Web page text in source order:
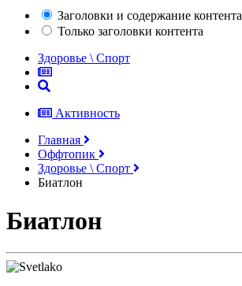
Заголовки и содержание контента
Только заголовки контента
Здоровье \ Спорт
Активность
Главная
Оффтопик
Здоровье \ Спорт
Биатлон
Биатлон